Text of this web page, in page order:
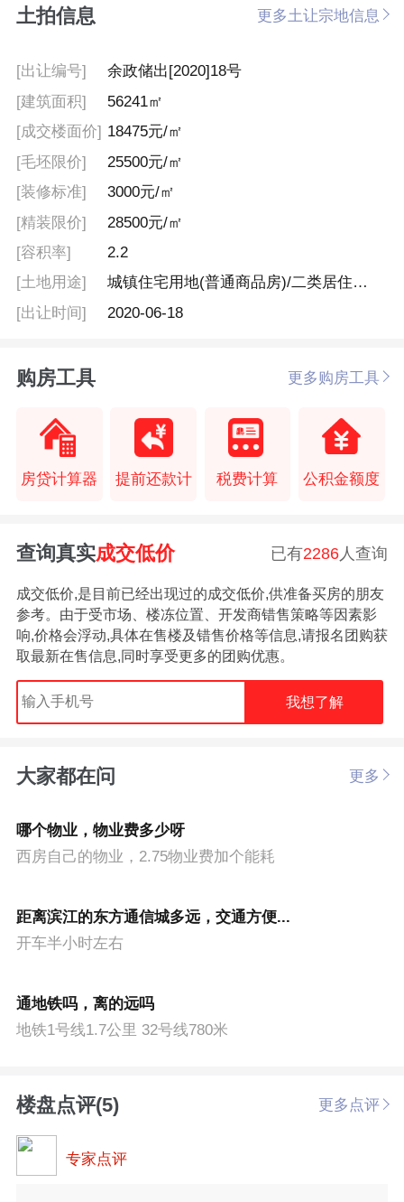
土拍信息 更多土让宗地信息
[出让编号]
余政储出[2020]18号
[建筑面积]
56241㎡
[成交楼面价] 18475元/㎡
[毛坯限价]
25500元/㎡
[装修标准]
3000元/㎡
[精装限价]
28500元/㎡
[容积率]
2.2
[土地用途]
城镇住宅用地(普通商品房)/二类居住用地
[出让时间]
2020-06-18
购房工具 更多购房工具
房贷计算器 提前还款计 税费计算 公积金额度
查询真实成交低价 已有2286人查询
成交低价,是目前已经出现过的成交低价,供准备买房的朋友
参考。由于受市场、楼冻位置、开发商错售策略等因素影
响,价格会浮动,具体在售楼及错售价格等信息,请报名团购获
取最新在售信息,同时享受更多的团购优惠。
我想了解
大家都在问 更多
哪个物业，物业费多少呀
西房自己的物业，2.75物业费加个能耗
距离滨江的东方通信城多远，交通方便...
开车半小时左右
通地铁吗，离的远吗
地铁1号线1.7公里 32号线780米
楼盘点评(5) 更多点评
专家点评